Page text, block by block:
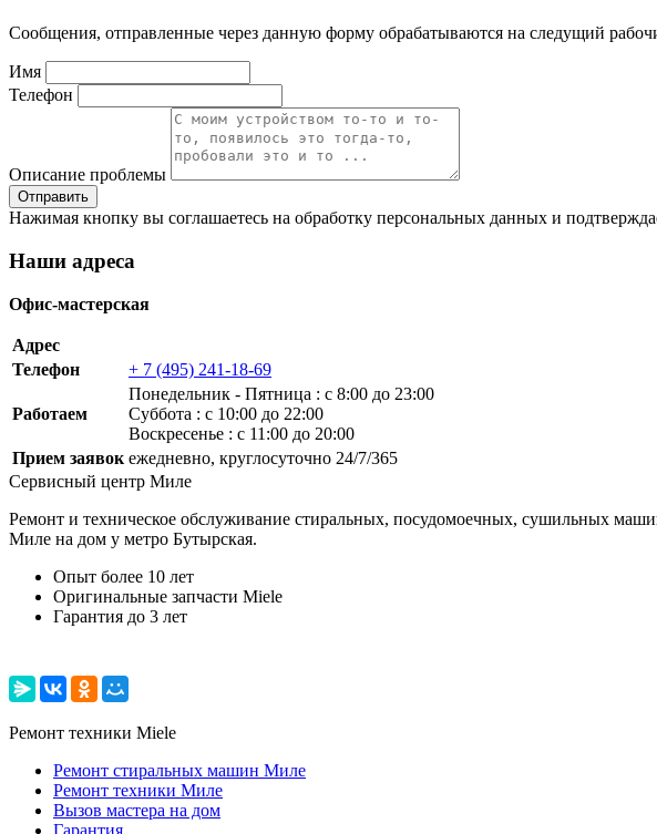
Сообщения, отправленные через данную форму обрабатываются на следущий
Имя
Телефон
Описание проблемы
Нажимая кнопку вы соглашаетесь на обработку персональных данных и
Наши адреса
Офис-мастерская
Адрес
Телефон
+ 7 (495) 241-18-69
Работаем
Понедельник ‐ Пятница : с 8:00 до 23:00
Суббота : с 10:00 до 22:00
Воскресенье : с 11:00 до 20:00
Прием заявок ежедневно, круглосуточно 24/7/365
Сервисный центр Миле
Ремонт и техническое обслуживание стиральных, посудомоечных, сушильных
Миле на дом у метро Бутырская.
Опыт более 10 лет
Оригинальные запчасти Miele
Гарантия до 3 лет
Ремонт техники Miele
Ремонт стиральных машин Миле
Ремонт техники Миле
Вызов мастера на дом
Гарантия